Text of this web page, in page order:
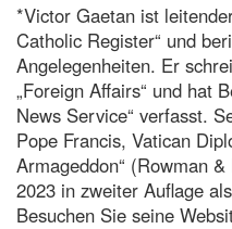
*Victor Gaetan ist
Catholic Register“ und
Angelegenheiten. Er
„Foreign Affairs“ und hat
News Service“ verfasst.
Pope Francis, Vatican
Armageddon“ (Rowman
2023 in zweiter Auflage
Besuchen Sie seine